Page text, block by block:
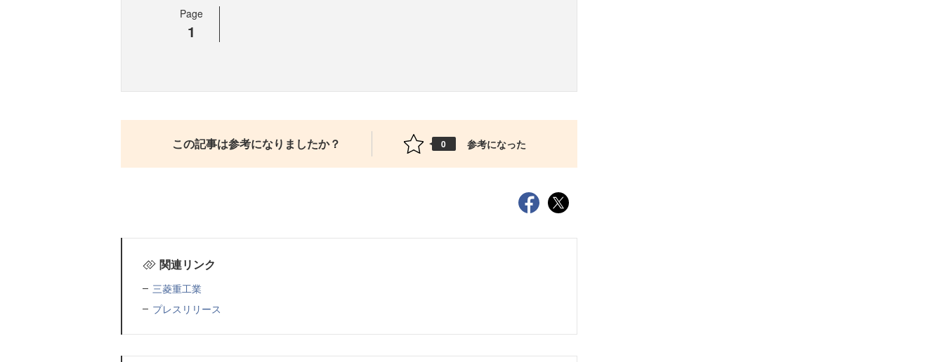
Page
1
この記事は参考になりましたか？ 0 参考になった
関連リンク
三菱重工業
プレスリリース